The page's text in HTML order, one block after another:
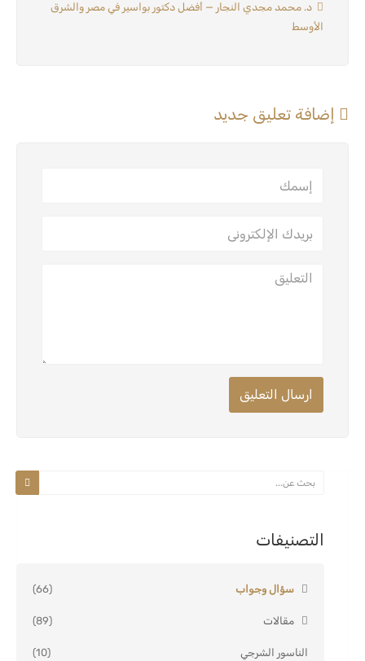
د. محمد مجدي النجار — أفضل دكتور بواسير في مصر والشرق
الأوسط
إضافة تعليق جديد
ارسال التعليق
التصنيفات
سؤال وجواب (66)
مقالات (89)
الناسور الشرجي (10)